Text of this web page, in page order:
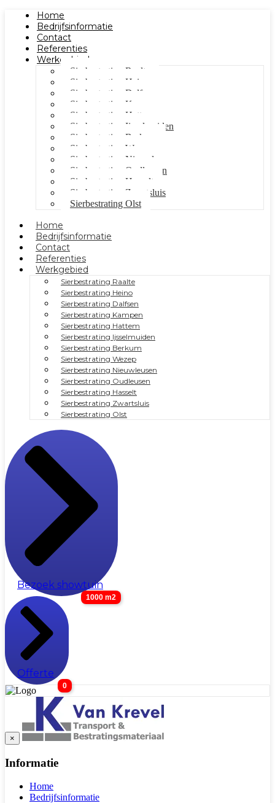
Home
Bedrijfsinformatie
Contact
Referenties
Werkgebied
Sierbestrating Raalte
Sierbestrating Heino
Sierbestrating Dalfsen
Sierbestrating Kampen
Sierbestrating Hattem
Sierbestrating Ijsselmuiden
Sierbestrating Berkum
Sierbestrating Wezep
Sierbestrating Nieuwleusen
Sierbestrating Oudleusen
Sierbestrating Hasselt
Sierbestrating Zwartsluis
Sierbestrating Olst
Home
Bedrijfsinformatie
Contact
Referenties
Werkgebied
Sierbestrating Raalte
Sierbestrating Heino
Sierbestrating Dalfsen
Sierbestrating Kampen
Sierbestrating Hattem
Sierbestrating Ijsselmuiden
Sierbestrating Berkum
Sierbestrating Wezep
Sierbestrating Nieuwleusen
Sierbestrating Oudleusen
Sierbestrating Hasselt
Sierbestrating Zwartsluis
Sierbestrating Olst
Bezoek showtuin
1000 m2
Offerte
0
×
Informatie
Home
Bedrijfsinformatie